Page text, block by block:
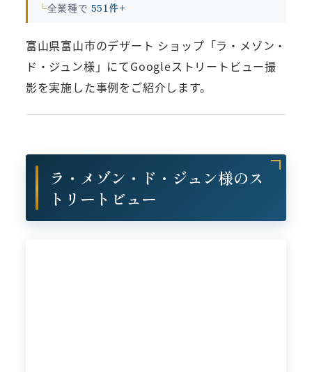
全業種で 551件+
富山県富山市のデザート ショップ「ラ・メゾン・
ド・ジュン様」にてGoogleストリートビュー撮
影を実施した事例をご紹介します。
ラ・メゾン・ド・ジュン様のス
トリートビュー